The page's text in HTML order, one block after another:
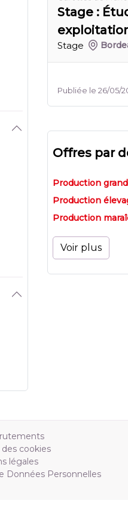
Stage :
Stage
Publiée le 26/05/
Offres par
Production
Production
Production
Voir plus
cookies
légales
Données Personnelles